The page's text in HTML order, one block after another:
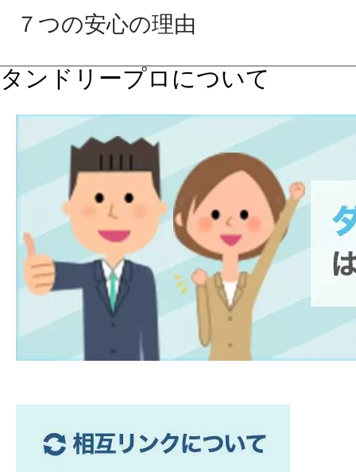
７つの安心の理由
タンドリープロについて